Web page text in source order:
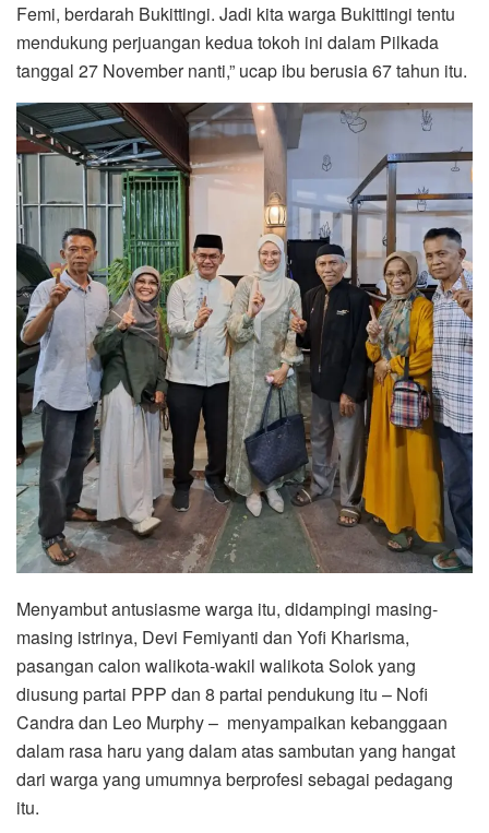
Femi, berdarah Bukittingi. Jadi kita warga Bukittingi tentu
mendukung perjuangan kedua tokoh ini dalam Pilkada
tanggal 27 November nanti,” ucap ibu berusia 67 tahun itu.
Menyambut antusiasme warga itu, didampingi masing-
masing istrinya, Devi Femiyanti dan Yofi Kharisma,
pasangan calon walikota-wakil walikota Solok yang
diusung partai PPP dan 8 partai pendukung itu – Nofi
Candra dan Leo Murphy – menyampaikan kebanggaan
dalam rasa haru yang dalam atas sambutan yang hangat
dari warga yang umumnya berprofesi sebagai pedagang
itu.